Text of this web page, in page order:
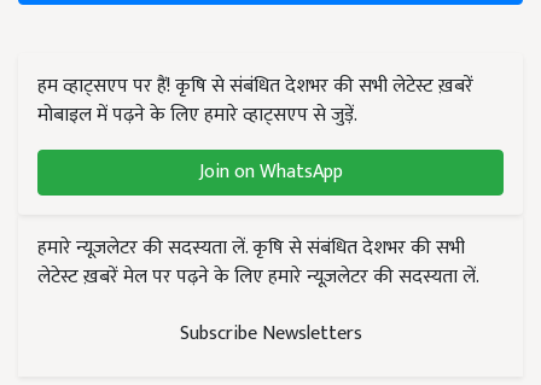
हम व्हाट्सएप पर हैं! कृषि से संबंधित देशभर की सभी लेटेस्ट ख़बरें
मोबाइल में पढ़ने के लिए हमारे व्हाट्सएप से जुड़ें.
Join on WhatsApp
हमारे न्यूज़लेटर की सदस्यता लें. कृषि से संबंधित देशभर की सभी
लेटेस्ट ख़बरें मेल पर पढ़ने के लिए हमारे न्यूज़लेटर की सदस्यता लें.
Subscribe Newsletters